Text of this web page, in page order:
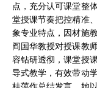
点，充分认可课堂整
堂授课节奏把控精准
象专业特点，因材施
阎国华教授对授课教
容钻研透彻，课堂授
导式教学，有效带动